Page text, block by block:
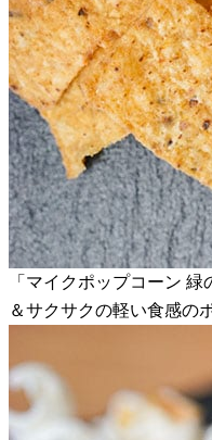
「マイクポップコーン
＆サクサクの軽い食感の